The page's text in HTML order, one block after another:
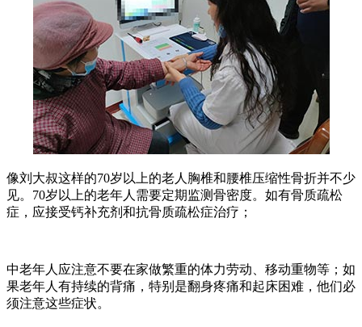
像刘大叔这样的70岁以上的老人胸椎和腰椎压缩性骨折并不少
见。70岁以上的老年人需要定期监测骨密度。如有骨质疏松
症，应接受钙补充剂和抗骨质疏松症治疗；
中老年人应注意不要在家做繁重的体力劳动、移动重物等；如
果老年人有持续的背痛，特别是翻身疼痛和起床困难，他们必
须注意这些症状。